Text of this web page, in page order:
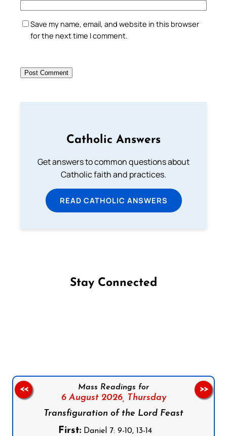
Save my name, email, and website in this browser
for the next time I comment.
Catholic Answers
Get answers to common questions about
Catholic faith and practices.
READ CATHOLIC ANSWERS
Stay Connected
Mass Readings for
6 August 2026, Thursday
Transfiguration of the Lord Feast
First:Daniel 7: 9-10, 13-14
<< >>